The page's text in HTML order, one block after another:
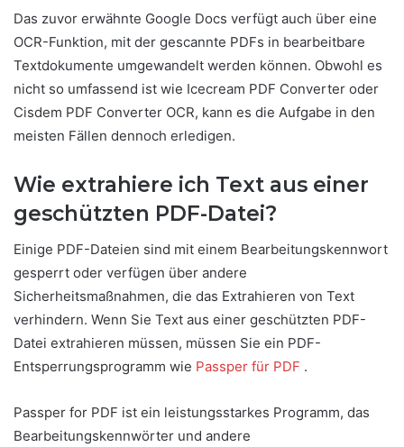
Das zuvor erwähnte Google Docs verfügt auch über eine
OCR-Funktion, mit der gescannte PDFs in bearbeitbare
Textdokumente umgewandelt werden können. Obwohl es
nicht so umfassend ist wie Icecream PDF Converter oder
Cisdem PDF Converter OCR, kann es die Aufgabe in den
meisten Fällen dennoch erledigen.
Wie extrahiere ich Text aus einer
geschützten PDF-Datei?
Einige PDF-Dateien sind mit einem Bearbeitungskennwort
gesperrt oder verfügen über andere
Sicherheitsmaßnahmen, die das Extrahieren von Text
verhindern. Wenn Sie Text aus einer geschützten PDF-
Datei extrahieren müssen, müssen Sie ein PDF-
Entsperrungsprogramm wie Passper für PDF .
Passper for PDF ist ein leistungsstarkes Programm, das
Bearbeitungskennwörter und andere